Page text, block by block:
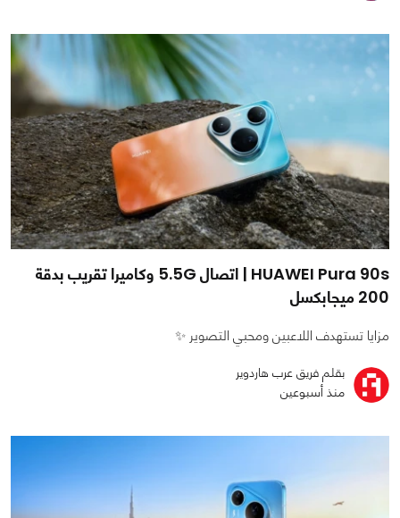
HUAWEI Pura 90s | اتصال 5.5G وكاميرا تقريب بدقة
200 ميجابكسل
مزايا تستهدف اللاعبين ومحبي التصوير ✨
بقلم فريق عرب هاردوير
منذ أسبوعين